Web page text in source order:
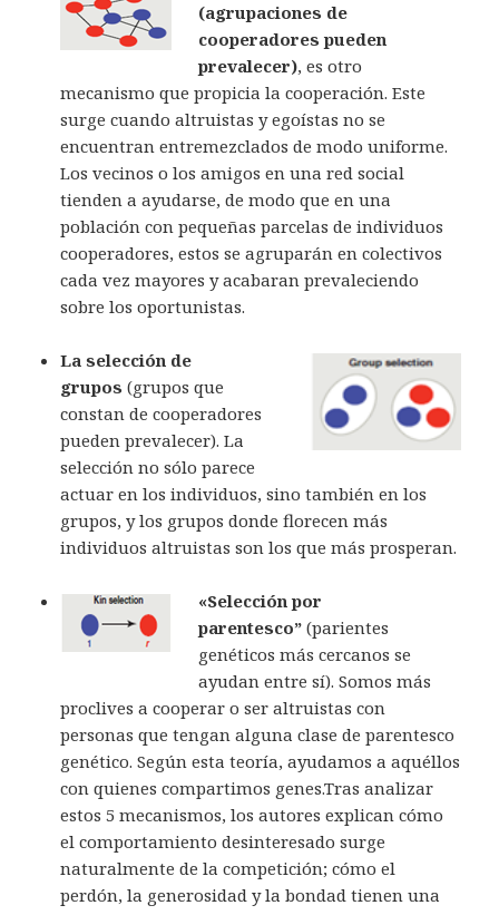
(agrupaciones de
cooperadores pueden
prevalecer), es otro
mecanismo que propicia la cooperación. Este
surge cuando altruistas y egoístas no se
encuentran entremezclados de modo uniforme.
Los vecinos o los amigos en una red social
tienden a ayudarse, de modo que en una
población con pequeñas parcelas de individuos
cooperadores, estos se agruparán en colectivos
cada vez mayores y acabaran prevaleciendo
sobre los oportunistas.
La selección de
grupos (grupos que
constan de cooperadores
pueden prevalecer). La
selección no sólo parece
actuar en los individuos, sino también en los
grupos, y los grupos donde florecen más
individuos altruistas son los que más prosperan.
«Selección por
parentesco” (parientes
genéticos más cercanos se
ayudan entre sí). Somos más
proclives a cooperar o ser altruistas con
personas que tengan alguna clase de parentesco
genético. Según esta teoría, ayudamos a aquéllos
con quienes compartimos genes.Tras analizar
estos 5 mecanismos, los autores explican cómo
el comportamiento desinteresado surge
naturalmente de la competición; cómo el
perdón, la generosidad y la bondad tienen una